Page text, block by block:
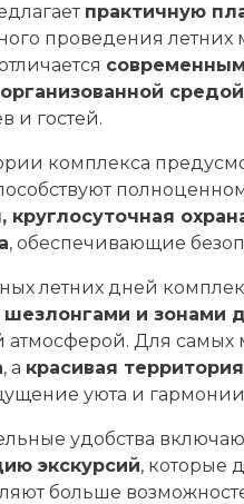
практичную
проведения летних
средой
и гостей.
комплекса
круглосуточная
, обеспечивающие
летних дней
шезлонгами и зонами
атмосферой. Для самых
, а красивая
уюта и
удобства
экскурсий, которые
больше